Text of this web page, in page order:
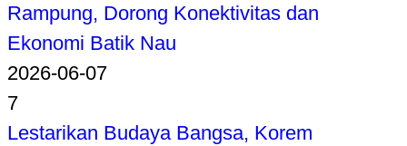
Rampung, Dorong Konektivitas dan
Ekonomi Batik Nau
2026-06-07
7
Lestarikan Budaya Bangsa, Korem